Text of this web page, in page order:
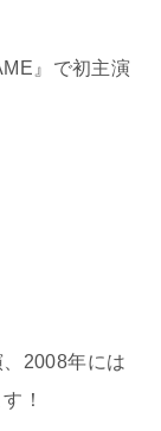
』で初主演
2008年には
！